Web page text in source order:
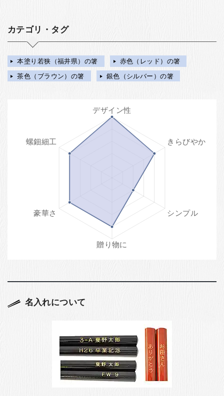
カテゴリ・タグ
本塗り若狭（福井県）の箸
赤色（レッド）の箸
茶色（ブラウン）の箸
銀色（シルバー）の箸
名入れについて